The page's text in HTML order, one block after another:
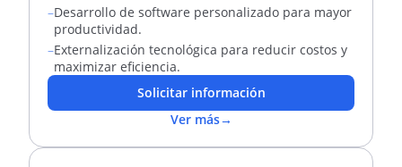
–Desarrollo de software personalizado para mayor
productividad.
–Externalización tecnológica para reducir costos y
maximizar eficiencia.
Solicitar información
Ver más→